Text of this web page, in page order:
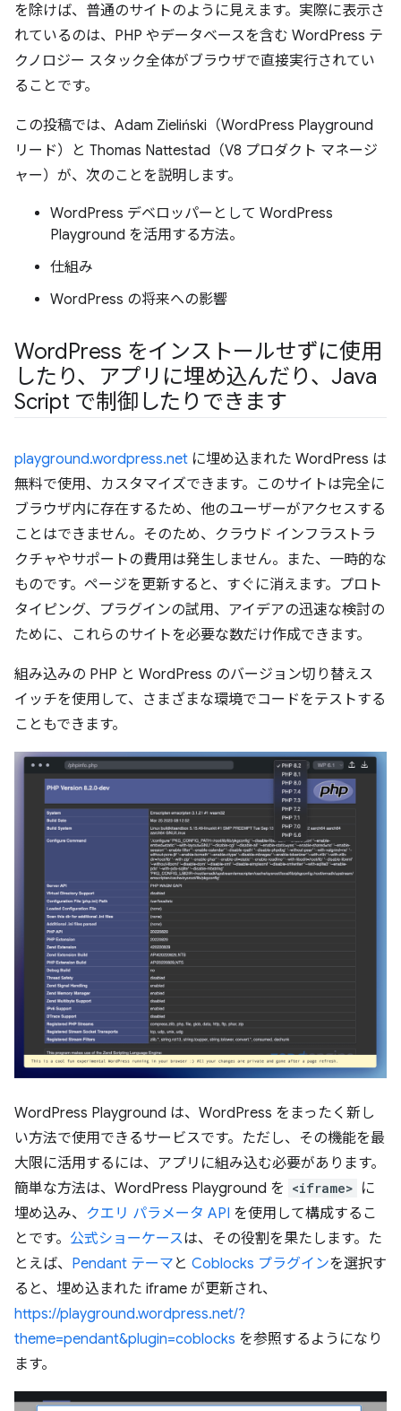
を除けば、普通のサイトのように見えます。実際に表示さ
れているのは、PHP やデータベースを含む WordPress テ
クノロジー スタック全体がブラウザで直接実行されてい
ることです。
この投稿では、Adam Zieliński（WordPress Playground
リード）と Thomas Nattestad（V8 プロダクト マネージ
ャー）が、次のことを説明します。
WordPress デベロッパーとして WordPress
Playground を活用する方法。
仕組み
WordPress の将来への影響
WordPress をインストールせずに使用
したり、アプリに埋め込んだり、Java
Script で制御したりできます
playground.wordpress.net に埋め込まれた WordPress は
無料で使用、カスタマイズできます。このサイトは完全に
ブラウザ内に存在するため、他のユーザーがアクセスする
ことはできません。そのため、クラウド インフラストラ
クチャやサポートの費用は発生しません。また、一時的な
ものです。ページを更新すると、すぐに消えます。プロト
タイピング、プラグインの試用、アイデアの迅速な検討の
ために、これらのサイトを必要な数だけ作成できます。
組み込みの PHP と WordPress のバージョン切り替えス
イッチを使用して、さまざまな環境でコードをテストする
こともできます。
WordPress Playground は、WordPress をまったく新し
い方法で使用できるサービスです。ただし、その機能を最
大限に活用するには、アプリに組み込む必要があります。
簡単な方法は、WordPress Playground を <iframe> に
埋め込み、 クエリ パラメータ API を使用して構成するこ
とです。 公式ショーケースは、その役割を果たします。た
とえば、 Pendant テーマ と Coblocks プラグインを選択す
ると、埋め込まれた iframe が更新され、
https://playground.wordpress.net/?
theme=pendant&plugin=coblocks を参照するようになり
ます。